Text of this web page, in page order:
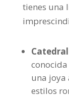
tienes una
una joya
estilos